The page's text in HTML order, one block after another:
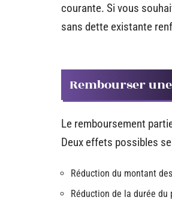
courante. Si vous
sans dette existante
Rembourser
Le remboursement
Deux effets possibles
Réduction du montant
Réduction de la durée